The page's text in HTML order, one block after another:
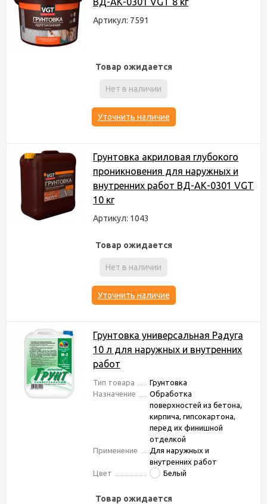
Артикул: 7591
Товар ожидается
Нет в наличии
Уточнить наличие
Грунтовка акриловая глубокого
проникновения для наружных и
внутренних работ ВД-АК-0301 VGT
10 кг
Артикул: 1043
Товар ожидается
Нет в наличии
Уточнить наличие
Грунтовка универсальная Радуга
10 л для наружных и внутренних
работ
Тип товара
Грунтовка
Назначение
Обработка
поверхностей из бетона,
кирпича, гипсокартона,
перед их финишной
отделкой
Применение
Для наружных и
внутренних работ
Цвет
Белый
Товар ожидается